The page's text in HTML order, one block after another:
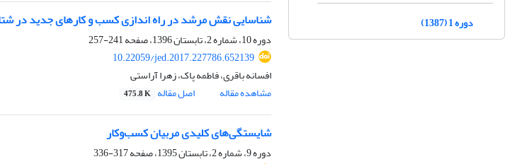
شناسایی نقش مرشد در راه اندازی کسب و کارهای جدید در
دوره 10، شماره 2، تابستان 1396، صفحه
241-257
10.22059/jed.2017.227786.652139
افسانه باقری، فاطمه پاک، زهرا آراستی
مشاهده مقاله
اصل مقاله 475.8 K
شایستگی‌های کلیدی مربیان کسب‌و‌کار
دوره 9، شماره 2، تابستان 1395، صفحه
317-336
دوره 1 (1387)